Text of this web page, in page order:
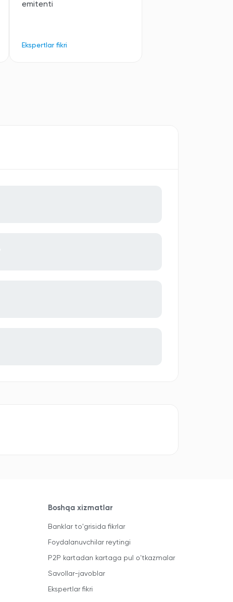
emitenti
Ekspertlar fikri
Boshqa xizmatlar
Banklar to'grisida fikrlar
Foydalanuvchilar reytingi
P2P kartadan kartaga pul o'tkazmalar
Savollar-javoblar
Ekspertlar fikri